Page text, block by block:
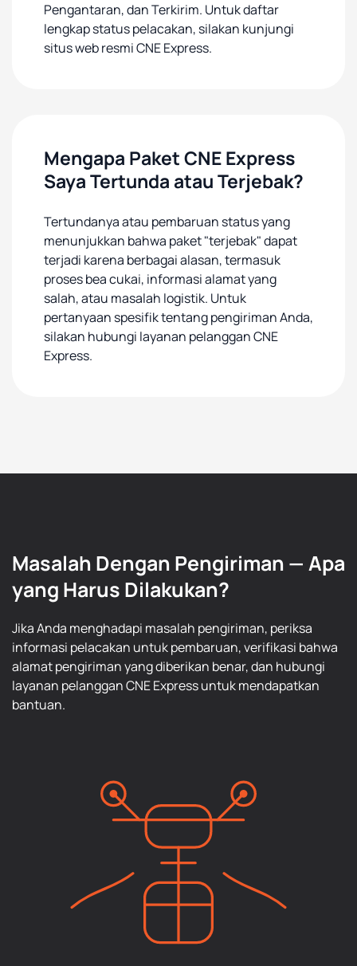
Pengantaran, dan Terkirim. Untuk daftar
lengkap status pelacakan, silakan kunjungi
situs web resmi CNE Express.
Mengapa Paket CNE Express
Saya Tertunda atau Terjebak?
Tertundanya atau pembaruan status yang
menunjukkan bahwa paket "terjebak" dapat
terjadi karena berbagai alasan, termasuk
proses bea cukai, informasi alamat yang
salah, atau masalah logistik. Untuk
pertanyaan spesifik tentang pengiriman Anda,
silakan hubungi layanan pelanggan CNE
Express.
Masalah Dengan Pengiriman — Apa
yang Harus Dilakukan?
Jika Anda menghadapi masalah pengiriman, periksa
informasi pelacakan untuk pembaruan, verifikasi bahwa
alamat pengiriman yang diberikan benar, dan hubungi
layanan pelanggan CNE Express untuk mendapatkan
bantuan.